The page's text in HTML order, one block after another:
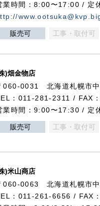
業時間：8:00〜17:00 / 定
販売可 工事・取付可
)畑金物店
060-0031 北海道札幌市中
：011-281-2311 / FAX
業時間：9:00〜17:30 / 定
販売可 工事・取付可
)米山商店
060-0063 北海道札幌市中
：011-261-6656 / FAX